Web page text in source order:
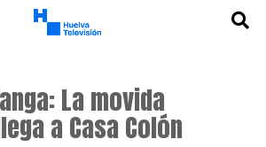
La movida
a Casa Colón